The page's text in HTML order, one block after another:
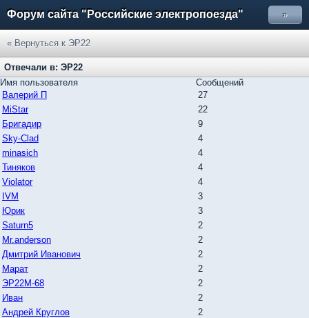
Форум сайта "Российские электропоезда" »
« Вернуться к ЭР22
Отвечали в: ЭР22
Имя пользователя
Сообщений
Валерий П
27
MiStar
22
Бригадир
9
Sky-Clad
4
minasich
4
Тиняков
4
Violator
4
IVM
3
Юрик
3
Saturn5
2
Mr.anderson
2
Дмитрий Иванович
2
Марат
2
ЭР22М-68
2
Иван
2
Андрей Круглов
2